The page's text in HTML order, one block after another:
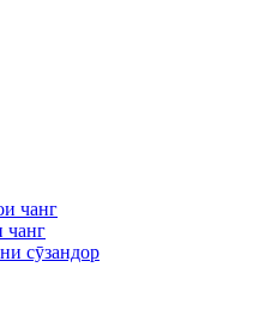
чанг
чанг
сӯзандор